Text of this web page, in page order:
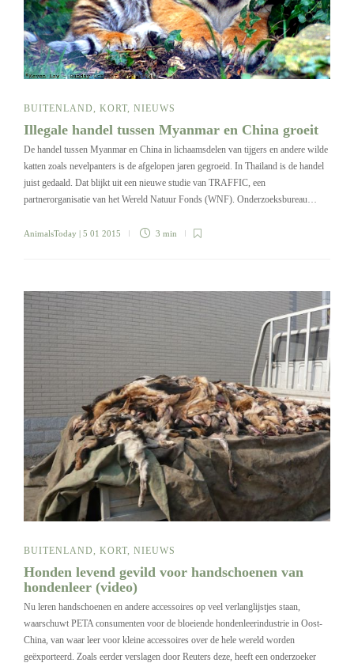
BUITENLAND, KORT, NIEUWS
Illegale handel tussen Myanmar en China groeit
De handel tussen Myanmar en China in lichaamsdelen van tijgers en andere wilde
katten zoals nevelpanters is de afgelopen jaren gegroeid. In Thailand is de handel
juist gedaald. Dat blijkt uit een nieuwe studie van TRAFFIC, een
partnerorganisatie van het Wereld Natuur Fonds (WNF). Onderzoeksbureau…
AnimalsToday | 5 01 2015 3 min
BUITENLAND, KORT, NIEUWS
Honden levend gevild voor handschoenen van
hondenleer (video)
Nu leren handschoenen en andere accessoires op veel verlanglijstjes staan,
waarschuwt PETA consumenten voor de bloeiende hondenleerindustrie in Oost-
China, van waar leer voor kleine accessoires over de hele wereld worden
geëxporteerd. Zoals eerder verslagen door Reuters deze, heeft een onderzoeker